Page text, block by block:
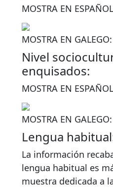
MOSTRA EN ESPAÑOL
MOSTRA EN GALEGO:
Nivel
enquisados:
MOSTRA EN
MOSTRA EN GALEGO:
Lengua
La información
lengua habitual es
muestra dedicada a